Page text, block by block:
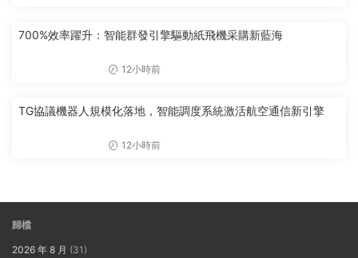
700%效率躍升：智能群發引擎驅動紙飛機采購新藍海
12小時前
TG協議機器人規模化落地，智能調度系統激活航空通信新引擎
12小時前
歸檔
2026 年 8 月 (31)